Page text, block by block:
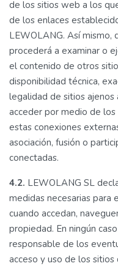
de los sitios web a los
de los enlaces
LEWOLANG. Así mismo,
procederá a examinar o
el contenido de otros
disponibilidad técnica,
legalidad de sitios ajenos
acceder por medio de
estas conexiones
asociación, fusión o
conectadas.
4.2. LEWOLANG SL
medidas necesarias para
cuando accedan,
propiedad. En ningún
responsable de los
acceso y uso de los